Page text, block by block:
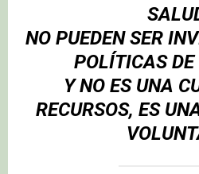
NO PUEDEN SER
POLÍTICAS
Y NO ES UNA
RECURSOS, ES